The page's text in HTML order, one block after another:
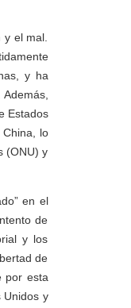
el mal.
y ha
Estados
China, lo
(ONU) y
en el
de
y los
de
por esta
Unidos y